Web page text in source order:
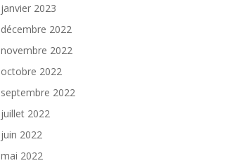
janvier 2023
décembre 2022
novembre 2022
octobre 2022
septembre 2022
juillet 2022
juin 2022
mai 2022